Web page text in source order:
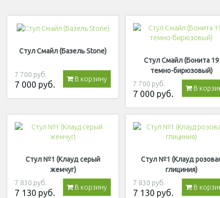
Стул Смайл (Базель Stone)
7 700 руб.
7 000 руб.
В корзину
Стул Смайл (Бонита 19
темно-бирюзовый)
7 700 руб.
7 000 руб.
В
Стул №1 (Клауд серый
жемчуг)
7 830 руб.
7 130 руб.
В корзину
Стул №1 (Клауд
глициния)
7 830 руб.
7 130 руб.
В